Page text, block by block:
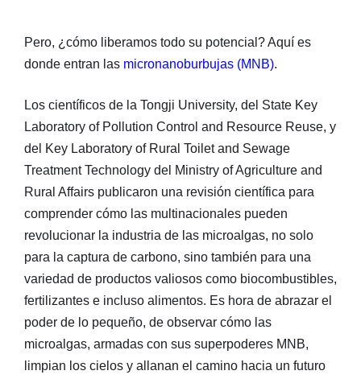
Pero, ¿cómo liberamos todo su potencial? Aquí es
donde entran las micronanoburbujas (MNB).
Los científicos de la Tongji University, del State Key
Laboratory of Pollution Control and Resource Reuse, y
del Key Laboratory of Rural Toilet and Sewage
Treatment Technology del Ministry of Agriculture and
Rural Affairs publicaron una revisión científica para
comprender cómo las multinacionales pueden
revolucionar la industria de las microalgas, no solo
para la captura de carbono, sino también para una
variedad de productos valiosos como biocombustibles,
fertilizantes e incluso alimentos. Es hora de abrazar el
poder de lo pequeño, de observar cómo las
microalgas, armadas con sus superpoderes MNB,
limpian los cielos y allanan el camino hacia un futuro